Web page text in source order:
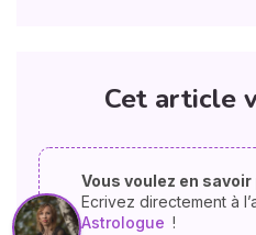
Cet article
Vous voulez en savoir
Ecrivez directement à
Astrologue !